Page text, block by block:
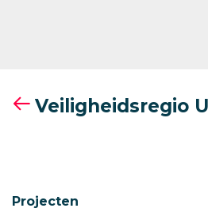
Veiligheidsregio
Projecten